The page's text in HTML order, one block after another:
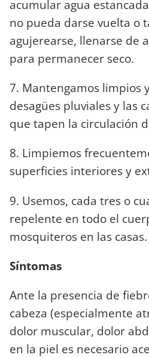
acumular agua
no pueda darse vuelta o
agujerearse, llenarse de
para permanecer seco.
7. Mantengamos limpios
desagües pluviales y las
que tapen la circulación
8. Limpiemos
superficies interiores y
9. Usemos, cada tres o
repelente en todo el
mosquiteros en las casas.
Síntomas
Ante la presencia de
cabeza (especialmente
dolor muscular, dolor
en la piel es necesario